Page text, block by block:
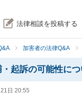
法律相談を投稿する
加害者の法律Q&A
起訴の可能性につ
日 20:55